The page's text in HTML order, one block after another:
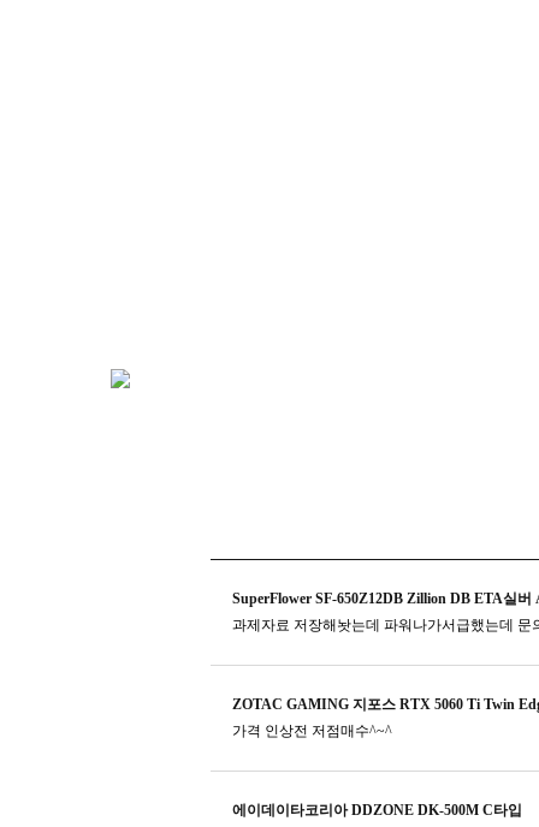
SuperFlower SF-650Z12DB Zillion DB ETA실버
과제자료 저장해놧는데 파워나가서급했는데
ZOTAC GAMING 지포스 RTX 5060 Ti Twin
가격 인상전 저점매수^~^
에이데이타코리아 DDZONE DK-500M C타입